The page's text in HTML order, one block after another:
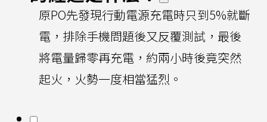
原PO先發現行動電源充電時只到5%就斷
電，排除手機問題後又反覆測試，最後
將電量歸零再充電，約兩小時後竟突然
起火，火勢一度相當猛烈。